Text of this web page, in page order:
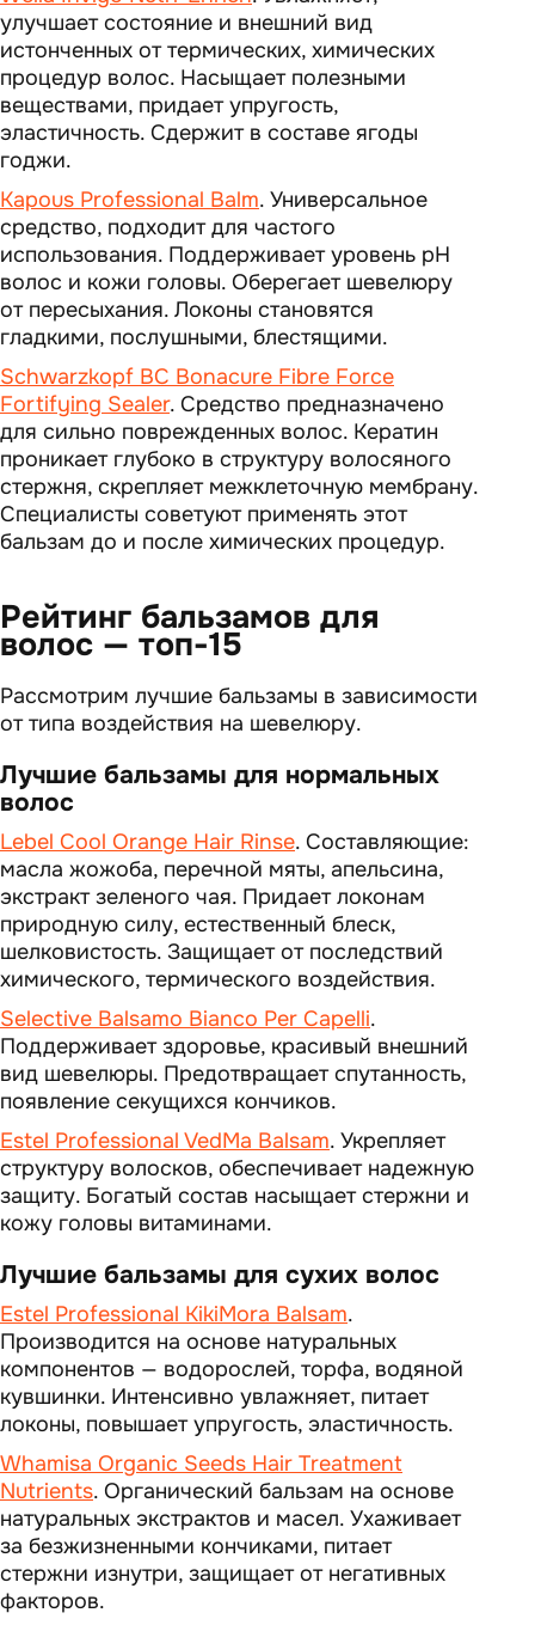
улучшает состояние и внешний вид
истонченных от термических, химических
процедур волос. Насыщает полезными
веществами, придает упругость,
эластичность. Сдержит в составе ягоды
годжи.
Kapous Professional Balm. Универсальное
средство, подходит для частого
использования. Поддерживает уровень pH
волос и кожи головы. Оберегает шевелюру
от пересыхания. Локоны становятся
гладкими, послушными, блестящими.
Schwarzkopf BC Bonacure Fibre Force
Fortifying Sealer. Средство предназначено
для сильно поврежденных волос. Кератин
проникает глубоко в структуру волосяного
стержня, скрепляет межклеточную мембрану.
Специалисты советуют применять этот
бальзам до и после химических процедур.
Рейтинг бальзамов для
волос — топ-15
Рассмотрим лучшие бальзамы в зависимости
от типа воздействия на шевелюру.
Лучшие бальзамы для нормальных
волос
Lebel Cool Orange Hair Rinse. Составляющие:
масла жожоба, перечной мяты, апельсина,
экстракт зеленого чая. Придает локонам
природную силу, естественный блеск,
шелковистость. Защищает от последствий
химического, термического воздействия.
Selective Balsamo Bianco Per Capelli.
Поддерживает здоровье, красивый внешний
вид шевелюры. Предотвращает спутанность,
появление секущихся кончиков.
Estel Professional VedMa Balsam. Укрепляет
структуру волосков, обеспечивает надежную
защиту. Богатый состав насыщает стержни и
кожу головы витаминами.
Лучшие бальзамы для сухих волос
Estel Professional KikiMora Balsam.
Производится на основе натуральных
компонентов — водорослей, торфа, водяной
кувшинки. Интенсивно увлажняет, питает
локоны, повышает упругость, эластичность.
Whamisa Organic Seeds Hair Treatment
Nutrients. Органический бальзам на основе
натуральных экстрактов и масел. Ухаживает
за безжизненными кончиками, питает
стержни изнутри, защищает от негативных
факторов.